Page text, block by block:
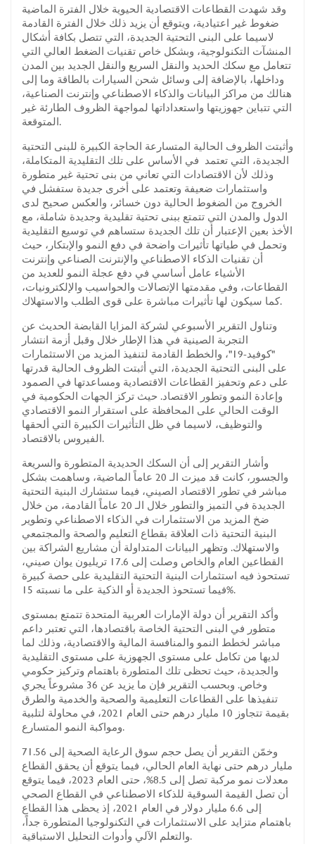
وقد شهدت القطاعات الاقتصادية الحيوية خلال الفترة الماضية
ضغوط غير اعتيادية، ويتوقع أن يزيد ذلك خلال الفترة القادمة
لاسيما على البنى التحتية الجديدة، التي تتصل بكافة أشكال
المنشآت التكنولوجية، وبشكل خاص تقنيات الضغط العالي التي
تتعامل مع سكك الحديد والنقل السريع والنقل الجديد بين المدن
وداخلها، بالإضافة إلى وسائل شحن السيارات بالطاقة وما إلى
هنالك من مراكز البيانات والذكاء الاصطناعي وإنترنت الصناعية،
التي تتباين جهوزيتها واستعداداتها لمواجهة الظروف الطارئة غير
المتوقعة.
وأثبتت الظروف الحالية المتسارعة الحاجة الكبيرة للبنى التحتية
الجديدة، التي تعتمد في الأساس على تلك التقليدية المتكاملة،
وذلك لأن الاقتصادات التي تعاني من بنى تحتية غير متطورة
واستثمارات ضعيفة وتعتمد على أخرى جديدة ستفشل في
الخروج من الضغوط الحالية دون خسائر، والعكس صحيح لدى
الدول والمدن التي تتمتع ببنى تحتية تقليدية وجديدة شاملة، مع
الأخذ بعين الإعتبار أن تلك الجديدة ستساهم في توسيع التقليدية
وتحمل في طياتها تأثيرات واضحة في دفع النمو والإبتكار، حيث
أن تقنيات الذكاء الاصطناعي والإنترنت الصناعي وإنترنت
الأشياء عامل أساسي في دفع عجلة النمو للعديد من
القطاعات، وفي مقدمتها الإتصالات والحواسيب والإلكترونيات،
كما سيكون لها تأثيرات مباشرة على قوى الطلب والاستهلاك.
وتناول التقرير الأسبوعي لشركة المزايا القابضة الحديث عن
التجربة الصينية في هذا الإطار خلال وقبل أزمة انتشار
"كوفيد-19"، والخطط القادمة لتنفيذ المزيد من الاستثمارات
على البنى التحتية الجديدة، التي أثبتت الظروف الحالية قدرتها
على دعم وتحفيز القطاعات الاقتصادية ومساعدتها في الصمود
وإعادة النمو وتطور الاقتصاد. حيث تركز الجهات الحكومية في
الوقت الحالي على المحافظة على استقرار النمو الاقتصادي
والتوظيف، لاسيما في ظل التأثيرات الكبيرة التي ألحقها
الفيروس بالاقتصاد.
وأشار التقرير إلى أن السكك الحديدية المتطورة والسريعة
والجسور، كانت قد ميزت الـ 20 عاماً الماضية، وساهمت بشكل
مباشر في تطور الاقتصاد الصيني، فيما ستشارك البنية التحتية
الجديدة في التميز والتطور خلال الـ 20 عاماً القادمة، من خلال
ضخ المزيد من الاستثمارات في الذكاء الاصطناعي وتطوير
البنية التحتية ذات العلاقة بقطاع التعليم والصحة والمجتمعي
والاستهلاك. وتظهر البيانات المتداولة أن مشاريع الشراكة بين
القطاعين العام والخاص وصلت إلى 17.6 تريليون يوان صيني،
تستحوذ فيه استثمارات البنية التحتية التقليدية على حصة كبيرة
فيما تستحوذ الجديدة أو الذكية على ما نسبته 15%.
وأكد التقرير أن دولة الإمارات العربية المتحدة تتمتع بمستوى
متطور في البنى التحتية الخاصة باقتصادها، التي تعتبر داعم
مباشر لخطط النمو والمنافسة المالية والاقتصادية، وذلك لما
لديها من تكامل على مستوى الجهوزية على مستوى التقليدية
والجديدة، حيث تحظى تلك المتطورة باهتمام وتركيز حكومي
وخاص. وبحسب التقرير فإن ما يزيد عن 36 مشروعاً يجري
تنفيذها على القطاعات التعليمية والصحية والخدمية والطرق
بقيمة تتجاوز 10 مليار درهم حتى العام 2021، في محاولة لتلبية
ومواكبة النمو المتسارع.
وخمّن التقرير أن يصل حجم سوق الرعاية الصحية إلى 71.56
مليار درهم حتى نهاية العام الحالي، فيما يتوقع أن يحقق القطاع
معدلات نمو مركبة تصل إلى 8.5%، حتى العام 2023، فيما يتوقع
أن تصل القيمة السوقية للذكاء الاصطناعي في القطاع الصحي
إلى 6.6 مليار دولار في العام 2021، إذ يحظى هذا القطاع
باهتمام متزايد على الاستثمارات في التكنولوجيا المتطورة جداً،
والتعلم الآلي وأدوات التحليل الاستباقية.